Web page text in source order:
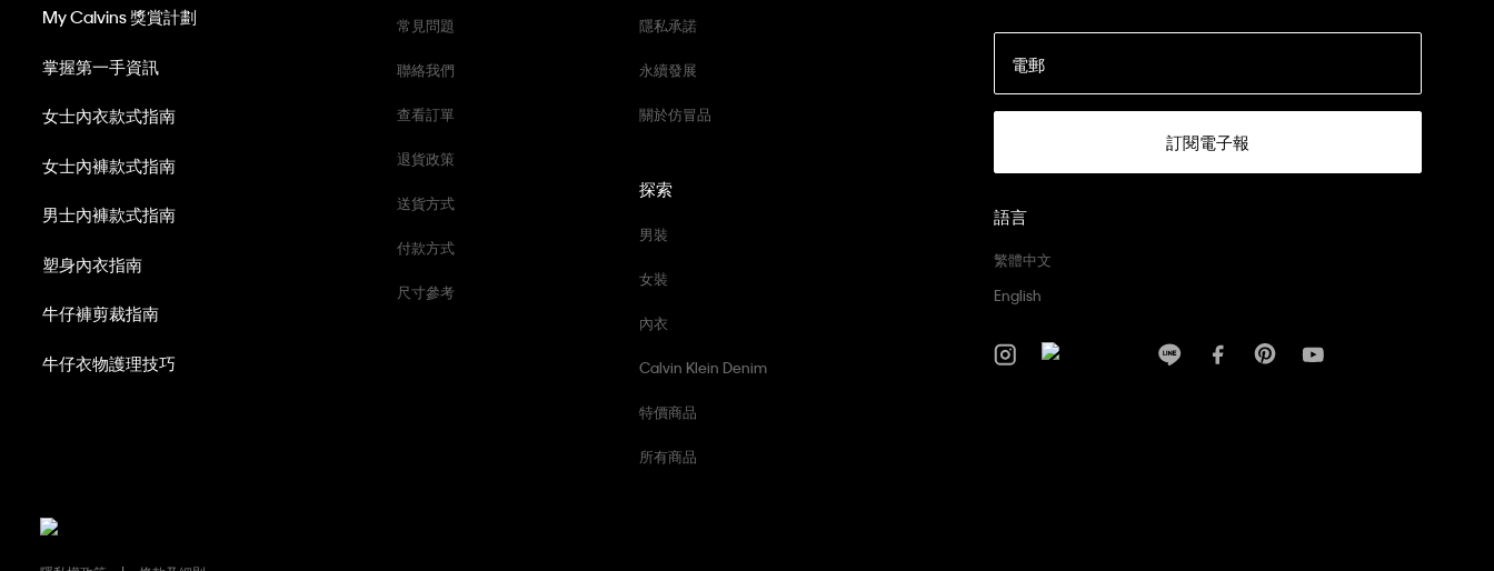
電郵
訂閱電子報
語言
繁體中文
English
常見問題
聯絡我們
查看訂單
退貨政策
送貨方式
付款方式
尺寸參考
My Calvins 獎賞計劃
掌握第一手資訊
女士內衣款式指南
女士內褲款式指南
男士內褲款式指南
塑身內衣指南
牛仔褲剪裁指南
牛仔衣物護理技巧
探索
男裝
女裝
內衣
Calvin Klein Denim
特價商品
所有商品
隱私承諾
永續發展
關於仿冒品